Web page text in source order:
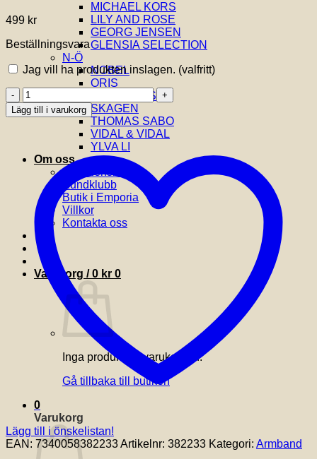
MICHAEL KORS
LILY AND ROSE
GEORG JENSEN
GLENSIA SELECTION
N-Ö
NOBEL
ORIS
SIF JAKOBS
SKAGEN
THOMAS SABO
VIDAL & VIDAL
YLVA LI
Om oss
Om Glensia
Kundklubb
Butik i Emporia
Villkor
Kontakta oss
Varukorg /0 kr 0
Inga produkter i varukorgen.
Gå tillbaka till butiken
0
Varukorg
499 kr
Beställningsvara
Jag vill ha produkten inslagen. (valfritt)
AROCK
-
LANDON
ARMBAND
mängd
Lägg till i varukorg
Lägg till i önskelistan!
EAN: 7340058382233Artikelnr: 382233 Kategori: Armband